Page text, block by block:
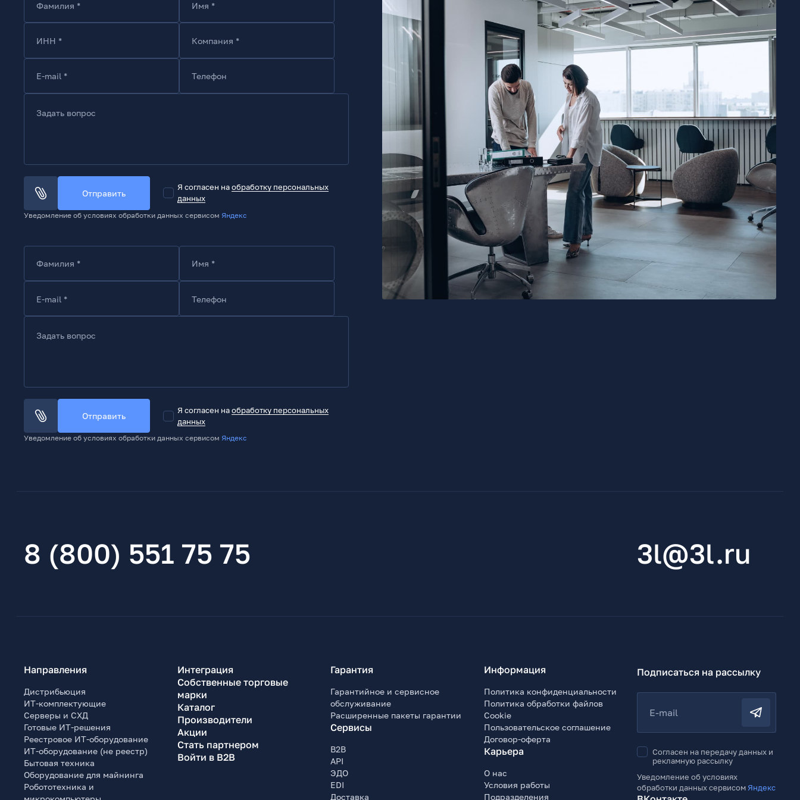
Фамилия * Имя *
ИНН * Компания *
E-mail * Телефон
Задать вопрос
Отправить
Я согласен наобработку персональных
данных
Уведомление об условиях обработки данных сервисом Яндекс
Фамилия * Имя *
E-mail * Телефон
Задать вопрос
Отправить
Я согласен наобработку персональных
данных
Уведомление об условиях обработки данных сервисом Яндекс
8 (800) 551 75 75 3l@3l.ru
Направления
Дистрибьюция
ИТ-комплектующие
Серверы и СХД
Готовые ИТ-решения
Реестровое ИТ-оборудование
ИТ-оборудование (не реестр)
Бытовая техника
Оборудование для майнинга
Робототехника и
Интеграция
Собственные торговые
марки
Каталог
Производители
Акции
Стать партнером
Войти в B2B
Гарантия
Гарантийное и сервисное
обслуживание
Расширенные пакеты гарантии
Сервисы
B2B
API
ЭДО
EDI
Доставка
Информация
Политика конфиденциальности
Политика обработки файлов
Cookie
Пользовательское соглашение
Договор-оферта
Карьера
О нас
Условия работы
Подразделения
Подписаться на рассылку
E-mail
Согласен на передачу данных и
рекламную рассылку
Уведомление об условиях
обработки данных сервисом Яндекс